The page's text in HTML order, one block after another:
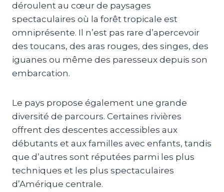
déroulent au cœur de paysages
spectaculaires où la forêt tropicale est
omniprésente. Il n’est pas rare d’apercevoir
des toucans, des aras rouges, des singes, des
iguanes ou même des paresseux depuis son
embarcation.
Le pays propose également une grande
diversité de parcours. Certaines rivières
offrent des descentes accessibles aux
débutants et aux familles avec enfants, tandis
que d’autres sont réputées parmi les plus
techniques et les plus spectaculaires
d’Amérique centrale.